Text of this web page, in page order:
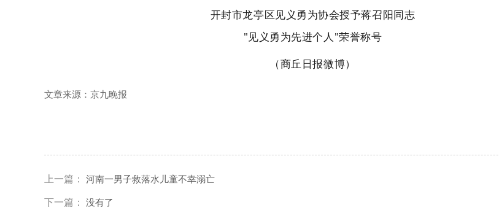
开封市龙亭区见义勇为协会授予蒋召阳同志
"见义勇为先进个人"荣誉称号
（商丘日报微博）
文章来源：京九晚报
上一篇： 河南一男子救落水儿童不幸溺亡
下一篇： 没有了